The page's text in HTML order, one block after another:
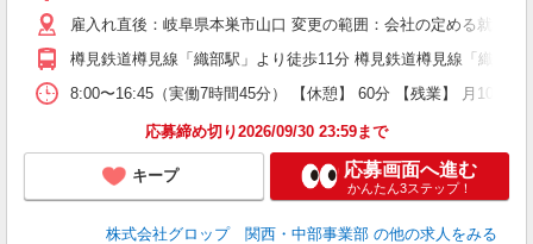
雇入れ直後：岐阜県本巣市山口 変更の範囲：会社の定める就業場
樽見鉄道樽見線「織部駅」より徒歩11分 樽見鉄道樽見線「織部
8:00〜16:45（実働7時間45分） 【休憩】 60分 【残業】 月10〜
応募締め切り2026/09/30 23:59まで
キープ 応募画面へ進む
かんたん3ステップ！
株式会社グロップ 関西・中部事業部 の他の求人をみる